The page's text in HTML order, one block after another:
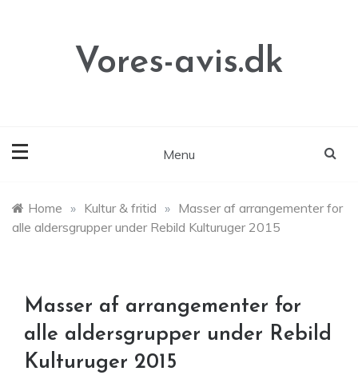
Vores-avis.dk
Menu
Home » Kultur & fritid » Masser af arrangementer for
alle aldersgrupper under Rebild Kulturuger 2015
Masser af arrangementer for
alle aldersgrupper under Rebild
Kulturuger 2015